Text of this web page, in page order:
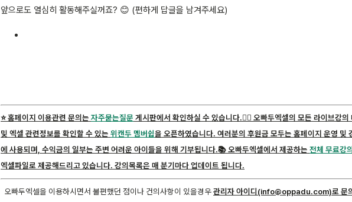
앞으로도 열심히 활동해주실꺼죠? 😊 (편하게 답글을 남겨주세요)
⭐️ 홈페이지 이용관련 문의는 자주묻는질문 게시판에서 확인하실 수 있습니다.🙋‍♂️ 오빠두엑셀의 모든 라이브강의
및 엑셀 관련정보를 확인할 수 있는 위캔두 멤버쉽을 오픈하였습니다. 여러분의 후원금 모두는 홈페이지 운영 및
에 사용되며, 수익금의 일부는 주변 어려운 아이들을 위해 기부됩니다.📚 오빠두엑셀에서 제공하는 전체 무료강
엑셀파일로 제공해드리고 있습니다. 강의목록은 매 분기마다 업데이트 됩니다.
오빠두엑셀을 이용하시면서 불편했던 점이나 건의사항이 있을경우관리자 아이디(info@oppadu.com)로 문